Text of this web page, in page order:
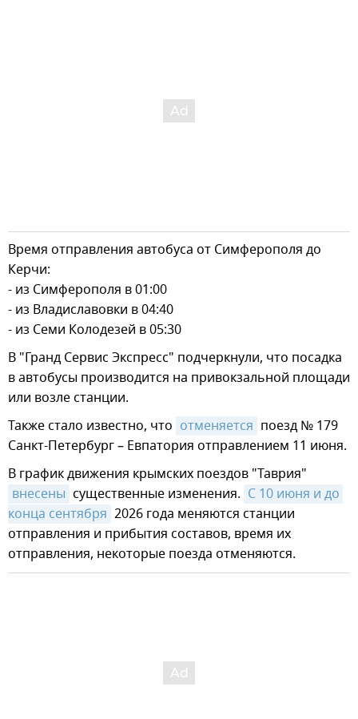
Время отправления автобуса от Симферополя до
Керчи:
- из Симферополя в 01:00
- из Владиславовки в 04:40
- из Семи Колодезей в 05:30
В "Гранд Сервис Экспресс" подчеркнули, что посадка
в автобусы производится на привокзальной площади
или возле станции.
Также стало известно, что отменяется поезд № 179
Санкт-Петербург – Евпатория отправлением 11 июня.
В график движения крымских поездов "Таврия"
внесены существенные изменения. С 10 июня и до
конца сентября 2026 года меняются станции
отправления и прибытия составов, время их
отправления, некоторые поезда отменяются.